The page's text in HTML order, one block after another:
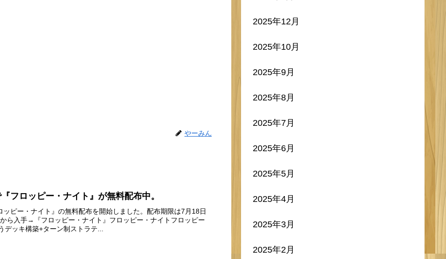
やーみん
フロッピー・ナイト』が無料配布中。
ッピー・ナイト』の無料配布を開始しました。配布期限は7月18日
ら入手→『フロッピー・ナイト』フロッピー・ナイトフロッピー
デッキ構築+ターン制ストラテ...
2025年12月
2025年10月
2025年9月
2025年8月
2025年7月
2025年6月
2025年5月
2025年4月
2025年3月
2025年2月